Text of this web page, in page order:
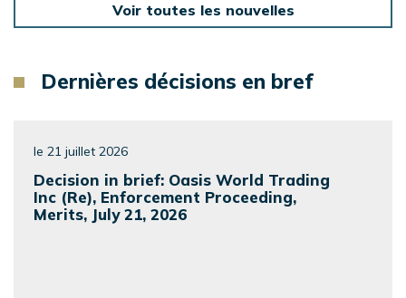
Voir toutes les nouvelles
Dernières décisions en bref
le 21 juillet 2026
Decision in brief: Oasis World Trading
Inc (Re), Enforcement Proceeding,
Merits, July 21, 2026